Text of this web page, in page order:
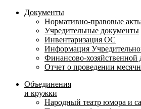
Документы
Нормативно-правовые
Учредительные документы
Инвентаризация ОС
Информация
Финансово-хозяйственной
Отчет о проведении
Объединения
и кружки
Народный театр юмора и